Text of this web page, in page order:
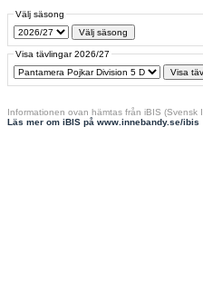
Välj säsong
Visa tävlingar 2026/27
Informationen ovan hämtas från iBIS (Svensk
Läs mer om iBIS på www.innebandy.se/ibis